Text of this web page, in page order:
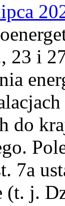
23 i
do
7a
(t. j.